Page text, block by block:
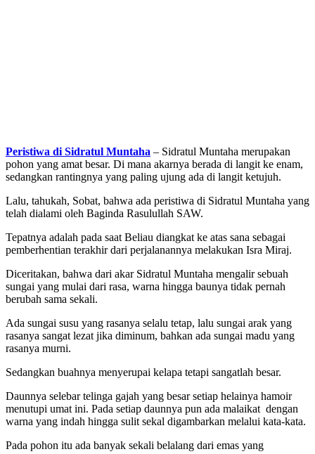
Peristiwa di Sidratul Muntaha – Sidratul Muntaha merupakan
pohon yang amat besar. Di mana akarnya berada di langit ke enam,
sedangkan rantingnya yang paling ujung ada di langit ketujuh.
Lalu, tahukah, Sobat, bahwa ada peristiwa di Sidratul Muntaha yang
telah dialami oleh Baginda Rasulullah SAW.
Tepatnya adalah pada saat Beliau diangkat ke atas sana sebagai
pemberhentian terakhir dari perjalanannya melakukan Isra Miraj.
Diceritakan, bahwa dari akar Sidratul Muntaha mengalir sebuah
sungai yang mulai dari rasa, warna hingga baunya tidak pernah
berubah sama sekali.
Ada sungai susu yang rasanya selalu tetap, lalu sungai arak yang
rasanya sangat lezat jika diminum, bahkan ada sungai madu yang
rasanya murni.
Sedangkan buahnya menyerupai kelapa tetapi sangatlah besar.
Daunnya selebar telinga gajah yang besar setiap helainya hamoir
menutupi umat ini. Pada setiap daunnya pun ada malaikat dengan
warna yang indah hingga sulit sekal digambarkan melalui kata-kata.
Pada pohon itu ada banyak sekali belalang dari emas yang